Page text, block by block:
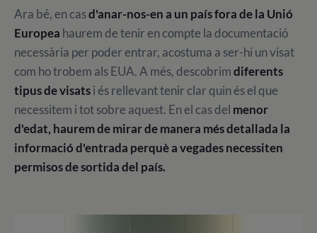
Ara bé, en casd'anar-nos-en a un país fora de la Unió
Europea haurem de tenir en compte la documentació
necessària per poder entrar, acostuma a ser-hi un visat
com ho trobem als EUA. A més, descobrimdiferents
tipus de visatsi és rellevant tenir clar quin és el que
necessitem i tot sobre aquest. En el cas del menor
d'edat, haurem de mirar de manera més detallada la
informació d'entrada perquè a vegades necessiten
permisos de sortida del país.